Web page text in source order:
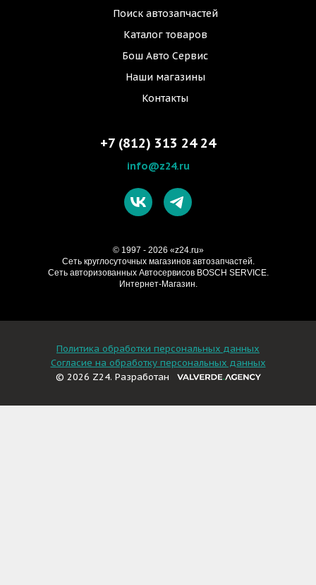
Поиск автозапчастей
Каталог товаров
Бош Авто Сервис
Наши магазины
Контакты
+7 (812) 313 24 24
info@z24.ru
© 1997 - 2026 «z24.ru»
Cеть круглосуточных магазинов автозапчастей.
Сеть авторизованных Автосервисов BOSCH SERVICE.
Интернет-Магазин.
Политика обработки персональных данных
Согласие на обработку персональных данных
© 2026 Z24. Разработан